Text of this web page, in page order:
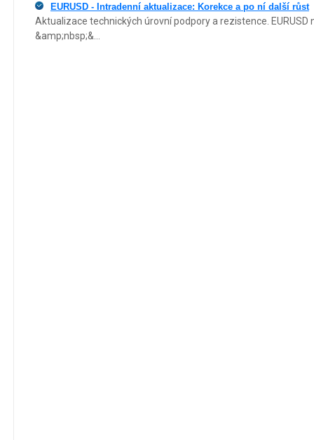
EURUSD - Intradenní aktualizace: Korekce a po ní další růst
Aktualizace technických úrovní podpory a rezistence. EURUSD
&amp;nbsp;&...